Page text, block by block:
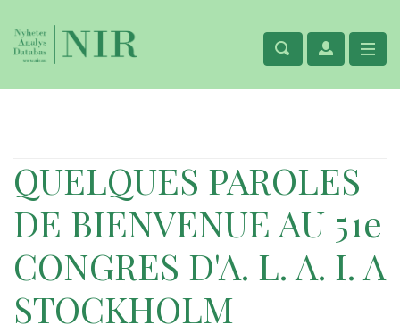
QUELQUES PAROLES
DE BIENVENUE AU 51e
CONGRES D'A. L. A. I. A
STOCKHOLM